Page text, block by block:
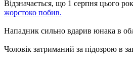
Відзначається, що 1 серпня цього
жорстоко побив.
Нападник сильно вдарив юнака в
Чоловік затриманий за підозрою в